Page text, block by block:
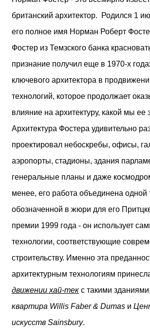
двух объектов: «Théia» (75 квартир,
— социального назначения, общая
м²) и «Opale & Sens» (38 квартир,
113 жилых единиц спроектированы
строгих норм пожарной
инклюзивности. Успех проекта был
победой в городском конкурсе 2021
получением престижной награды
пирамида глобального качества»
застройщиков Окситании в 2024
средиземноморский манифест.
стремились объединить память о
британский архитектор. Родился 1
его полное имя Норман Роберт
Фостер из Темзского банка
признание получил еще в 1970-х
ключевого архитектора в
технологий, которое продолжает
влияние на архитектуру, какой мы ее
Архитектура Фостера удивительно
проектировал небоскребы, офисы,
аэропорты, стадионы, здания
генеральные планы и даже
менее, его работа объединена одной
обозначенной в жюри для его
премии 1999 года - он использует
технологии, соответствующие
строительству. Именно эта
архитектурным технологиям
движении хай-тек с такими
квартира Willis Faber & Dumas и
искусств Sainsbury.